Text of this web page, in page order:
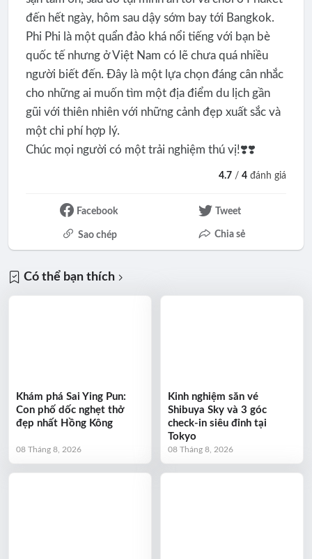
đến hết ngày, hôm sau dậy sớm bay tới Bangkok.
Phi Phi là một quẩn đảo khá nổi tiếng với bạn bè
quốc tế nhưng ở Việt Nam có lẽ chưa quá nhiều
người biết đến. Đây là một lựa chọn đáng cân nhắc
cho những ai muốn tìm một địa điểm du lịch gần
gũi với thiên nhiên với những cảnh đẹp xuất sắc và
một chi phí hợp lý.
Chúc mọi người có một trải nghiệm thú vị!❣️❣️
4.7 /4 đánh giá
Facebook Tweet
Sao chép Chia sẻ
Có thể bạn thích
Khám phá Sai Ying Pun:
Con phố dốc nghẹt thở
đẹp nhất Hồng Kông
08 Tháng 8, 2026
Kinh nghiệm săn vé
Shibuya Sky và 3 góc
check-in siêu đỉnh tại
Tokyo
08 Tháng 8, 2026